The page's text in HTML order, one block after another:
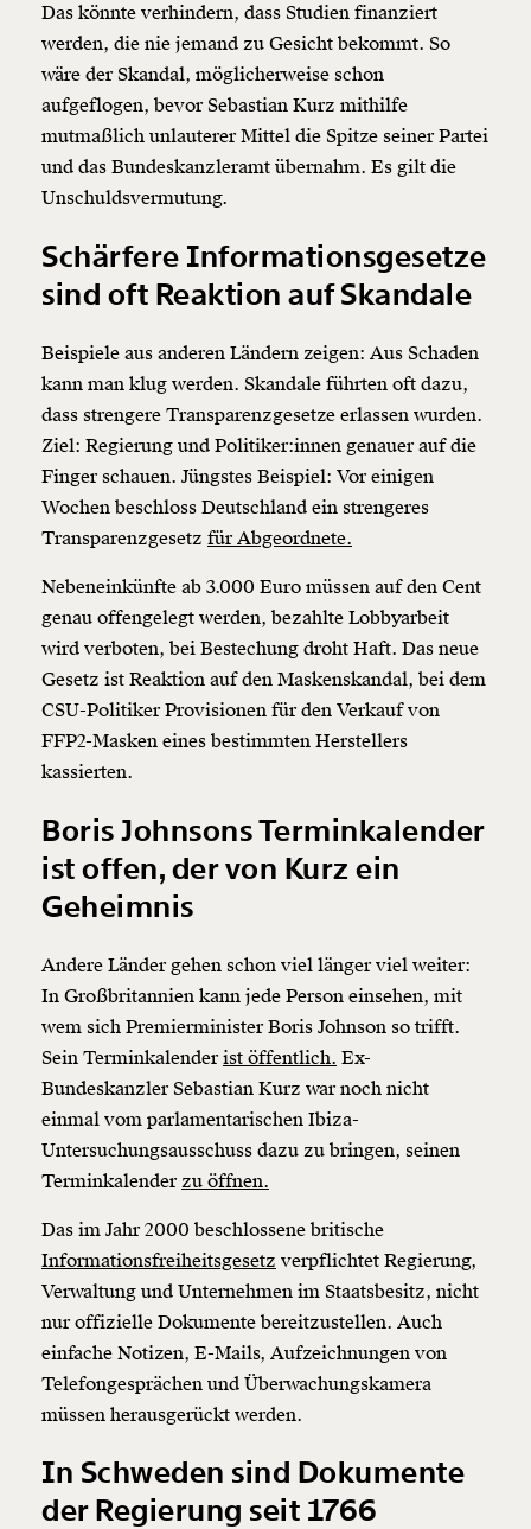
Das könnte verhindern, dass Studien finanziert
werden, die nie jemand zu Gesicht bekommt. So
wäre der Skandal, möglicherweise schon
aufgeflogen, bevor Sebastian Kurz mithilfe
mutmaßlich unlauterer Mittel die Spitze seiner Partei
und das Bundeskanzleramt übernahm. Es gilt die
Unschuldsvermutung.
Schärfere Informationsgesetze
sind oft Reaktion auf Skandale
Beispiele aus anderen Ländern zeigen: Aus Schaden
kann man klug werden. Skandale führten oft dazu,
dass strengere Transparenzgesetze erlassen wurden.
Ziel: Regierung und Politiker:innen genauer auf die
Finger schauen. Jüngstes Beispiel: Vor einigen
Wochen beschloss Deutschland ein strengeres
Transparenzgesetz für Abgeordnete.
Nebeneinkünfte ab 3.000 Euro müssen auf den Cent
genau offengelegt werden, bezahlte Lobbyarbeit
wird verboten, bei Bestechung droht Haft. Das neue
Gesetz ist Reaktion auf den Maskenskandal, bei dem
CSU-Politiker Provisionen für den Verkauf von
FFP2-Masken eines bestimmten Herstellers
kassierten.
Boris Johnsons Terminkalender
ist offen, der von Kurz ein
Geheimnis
Andere Länder gehen schon viel länger viel weiter:
In Großbritannien kann jede Person einsehen, mit
wem sich Premierminister Boris Johnson so trifft.
Sein Terminkalenderist öffentlich. Ex-
Bundeskanzler Sebastian Kurz war noch nicht
einmal vom parlamentarischen Ibiza-
Untersuchungsausschuss dazu zu bringen, seinen
Terminkalenderzu öffnen.
Das im Jahr 2000 beschlossene britische
Informationsfreiheitsgesetz verpflichtet Regierung,
Verwaltung und Unternehmen im Staatsbesitz, nicht
nur offizielle Dokumente bereitzustellen. Auch
einfache Notizen, E-Mails, Aufzeichnungen von
Telefongesprächen und Überwachungskamera
müssen herausgerückt werden.
In Schweden sind Dokumente
der Regierung seit 1766